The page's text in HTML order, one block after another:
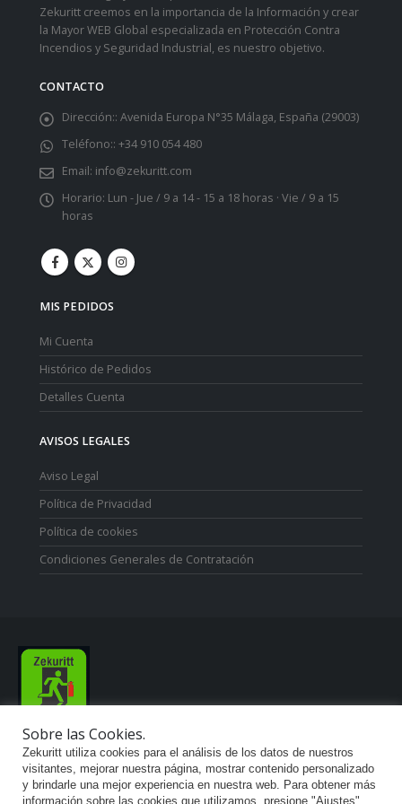
Zekuritt creemos en la importancia de la Información y crear
la Mayor WEB Global especializada en Protección Contra
Incendios y Seguridad Industrial, es nuestro objetivo.
CONTACTO
Dirección:: Avenida Europa N°35 Málaga, España (29003)
Teléfono:: +34 910 054 480
Email: info@zekuritt.com
Horario: Lun - Jue / 9 a 14 - 15 a 18 horas · Vie / 9 a 15
horas
MIS PEDIDOS
Mi Cuenta
Histórico de Pedidos
Detalles Cuenta
AVISOS LEGALES
Aviso Legal
Política de Privacidad
Política de cookies
Condiciones Generales de Contratación
Zekuritt TM; Copyright 2021. Derechos Reservados.
Sobre las Cookies.
Zekuritt utiliza cookies para el análisis de los datos de nuestros
visitantes, mejorar nuestra página, mostrar contenido personalizado
y brindarle una mejor experiencia en nuestra web. Para obtener más
información sobre las cookies que utilizamos, presione "Ajustes"